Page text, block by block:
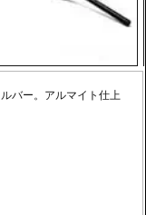
バー。アルマイト仕上